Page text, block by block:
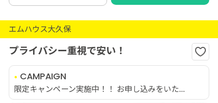
エムハウス大久保
プライバシー重視で安い！
CAMPAIGN
限定キャンペーン実施中！！ お申し込みをいた...